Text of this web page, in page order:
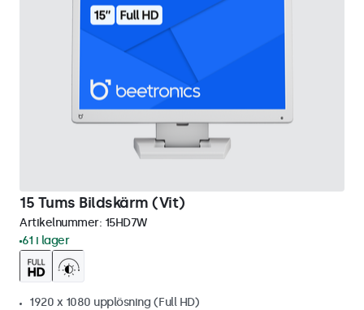
15 Tums Bildskärm (Vit)
Artikelnummer: 15HD7W
61 i lager
1920 x 1080 upplösning (Full HD)